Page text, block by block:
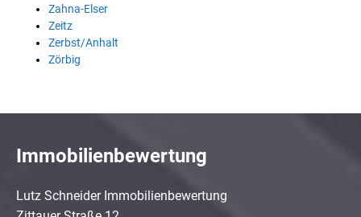
Zahna-Elser
Zeitz
Zerbst/Anhalt
Zörbig
Immobilienbewertung
Lutz Schneider Immobilienbewertung